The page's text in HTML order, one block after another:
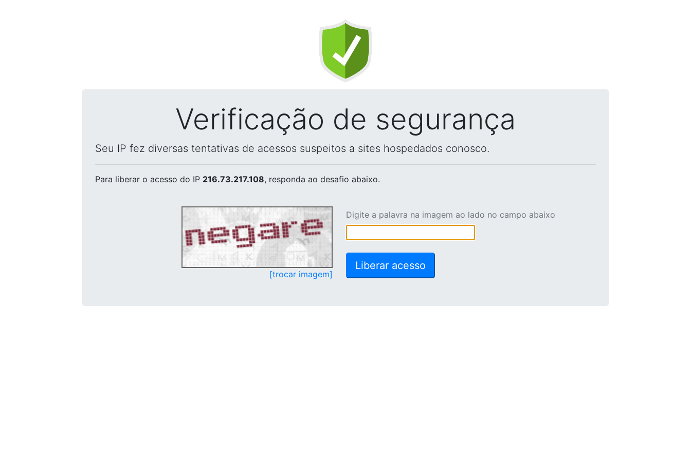
Verificação de segurança
Seu IP fez diversas tentativas de acessos suspeitos a sites hospedados conosco.
Para liberar o acesso do IP 216.73.217.108, responda ao desafio abaixo.
[trocar imagem]
Digite a palavra na imagem ao lado no campo abaixo